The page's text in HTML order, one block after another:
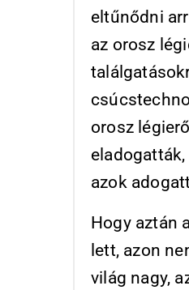
eltűnődni
az orosz
orosz
azok
Hogy aztán
lett, azon
világ nagy,